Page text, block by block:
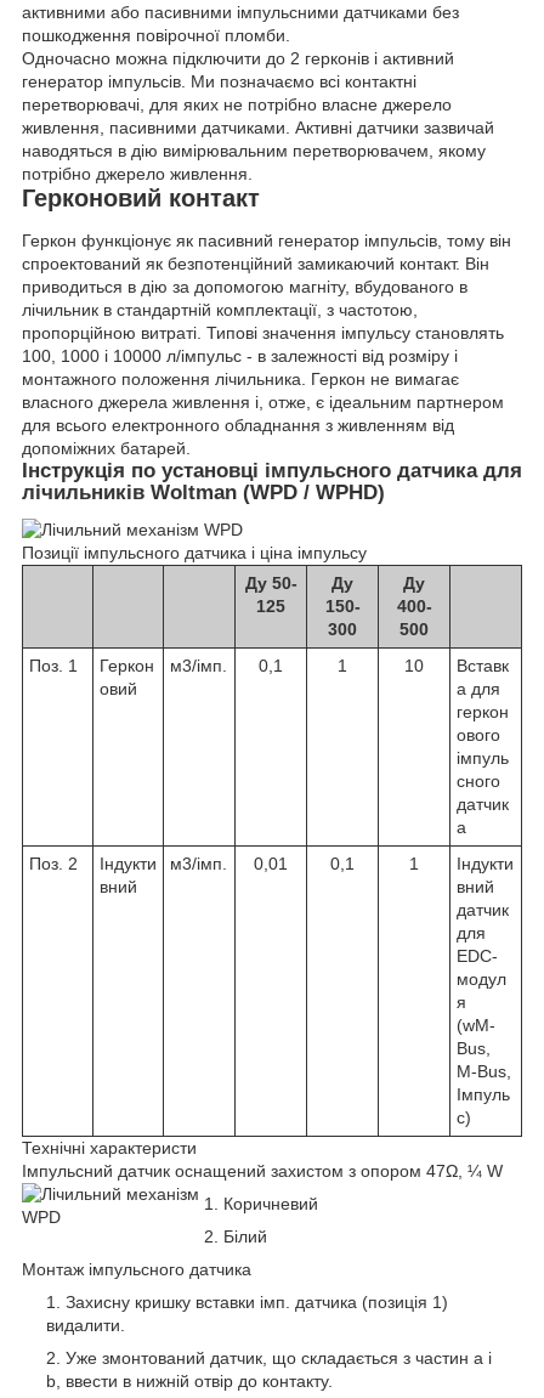
активними або пасивними імпульсними датчиками без
пошкодження повірочної пломби.
Одночасно можна підключити до 2 герконів і активний
генератор імпульсів. Ми позначаємо всі контактні
перетворювачі, для яких не потрібно власне джерело
живлення, пасивними датчиками. Активні датчики зазвичай
наводяться в дію вимірювальним перетворювачем, якому
потрібно джерело живлення.
Герконовий контакт
Геркон функціонує як пасивний генератор імпульсів, тому він
спроектований як безпотенційний замикаючий контакт. Він
приводиться в дію за допомогою магніту, вбудованого в
лічильник в стандартній комплектації, з частотою,
пропорційною витраті. Типові значення імпульсу становлять
100, 1000 і 10000 л/імпульс - в залежності від розміру і
монтажного положення лічильника. Геркон не вимагає
власного джерела живлення і, отже, є ідеальним партнером
для всього електронного обладнання з живленням від
допоміжних батарей.
Інструкція по установці імпульсного датчика для
лічильників Woltman (WPD / WPHD)
Позиції імпульсного датчика і ціна імпульсу
Ду 50-
125
Ду
150-
300
Ду
400-
500
Поз. 1
Геркон
овий
м3/імп. 0,1 1 10
Вставк
а для
геркон
ового
імпуль
сного
датчик
а
Поз. 2
Індукти
вний
м3/імп. 0,01 0,1 1
Індукти
вний
датчик
для
EDC-
модул
я
(wM-
Bus,
M-Bus,
Імпуль
с)
Технічні характеристи
Імпульсний датчик оснащений захистом з опором 47Ω, ¼ W
Коричневий
Білий
Монтаж імпульсного датчика
Захисну кришку вставки імп. датчика (позиція 1)
видалити.
Уже змонтований датчик, що складається з частин a і
b, ввести в нижній отвір до контакту.